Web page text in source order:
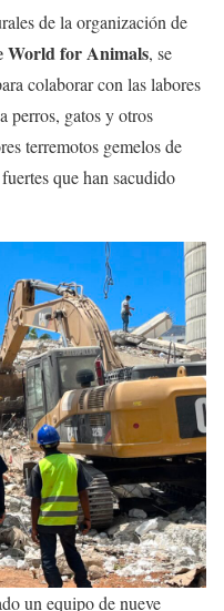
de la organización de
World for Animals, se
colaborar con las labores
perros, gatos y otros
terremotos gemelos de
que han sacudido
un equipo de nueve